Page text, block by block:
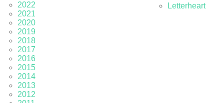
2022
2021
2020
2019
2018
2017
2016
2015
2014
2013
2012
Letterheart